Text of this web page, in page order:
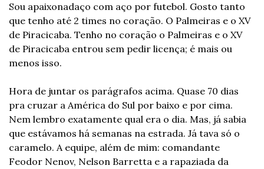
Sou apaixonadaço com aço por futebol. Gosto tanto
que tenho até 2 times no coração. O Palmeiras e o XV
de Piracicaba. Tenho no coração o Palmeiras e o XV
de Piracicaba entrou sem pedir licença; é mais ou
menos isso.
Hora de juntar os parágrafos acima. Quase 70 dias
pra cruzar a América do Sul por baixo e por cima.
Nem lembro exatamente qual era o dia. Mas, já sabia
que estávamos há semanas na estrada. Já tava só o
caramelo. A equipe, além de mim: comandante
Feodor Nenov, Nelson Barretta e a rapaziada da